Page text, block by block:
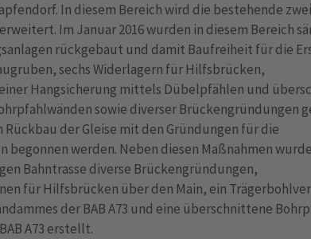
In diesem Bereich wird die bestehende
Im Januar 2016 wurden in diesem Bereich
rückgebaut und damit Baufreiheit für die
sechs Widerlagern für Hilfsbrücken,
Hangsicherung mittels Dübelpfählen und
sowie diverser Brückengründungen
der Gleise mit den Gründungen für die
begonnen werden. Neben diesen Maßnahmen
Bahntrasse diverse Brückengründungen,
für Hilfsbrücken über den Main, ein
der BAB A73 und eine überschnittene
A73 erstellt.